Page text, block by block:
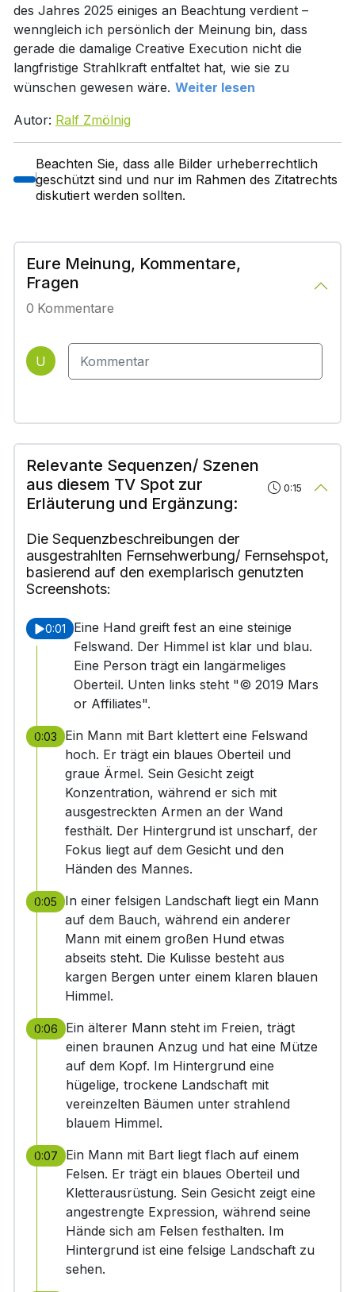
des Jahres 2025 einiges an Beachtung verdient –
wenngleich ich persönlich der Meinung bin, dass
gerade die damalige Creative Execution nicht die
langfristige Strahlkraft entfaltet hat, wie sie zu
wünschen gewesen wäre. Weiter lesen
Autor: Ralf Zmölnig
Beachten Sie, dass alle Bilder urheberrechtlich
geschützt sind und nur im Rahmen des Zitatrechts
diskutiert werden sollten.
Eure Meinung, Kommentare,
Fragen
0 Kommentare
U
Relevante Sequenzen/ Szenen
aus diesem TV Spot zur
Erläuterung und Ergänzung:
0:15
Die Sequenzbeschreibungen der
ausgestrahlten Fernsehwerbung/ Fernsehspot,
basierend auf den exemplarisch genutzten
Screenshots:
0:01
Eine Hand greift fest an eine steinige
Felswand. Der Himmel ist klar und blau.
Eine Person trägt ein langärmeliges
Oberteil. Unten links steht "© 2019 Mars
or Affiliates".
0:03
Ein Mann mit Bart klettert eine Felswand
hoch. Er trägt ein blaues Oberteil und
graue Ärmel. Sein Gesicht zeigt
Konzentration, während er sich mit
ausgestreckten Armen an der Wand
festhält. Der Hintergrund ist unscharf, der
Fokus liegt auf dem Gesicht und den
Händen des Mannes.
0:05
In einer felsigen Landschaft liegt ein Mann
auf dem Bauch, während ein anderer
Mann mit einem großen Hund etwas
abseits steht. Die Kulisse besteht aus
kargen Bergen unter einem klaren blauen
Himmel.
0:06
Ein älterer Mann steht im Freien, trägt
einen braunen Anzug und hat eine Mütze
auf dem Kopf. Im Hintergrund eine
hügelige, trockene Landschaft mit
vereinzelten Bäumen unter strahlend
blauem Himmel.
0:07
Ein Mann mit Bart liegt flach auf einem
Felsen. Er trägt ein blaues Oberteil und
Kletterausrüstung. Sein Gesicht zeigt eine
angestrengte Expression, während seine
Hände sich am Felsen festhalten. Im
Hintergrund ist eine felsige Landschaft zu
sehen.